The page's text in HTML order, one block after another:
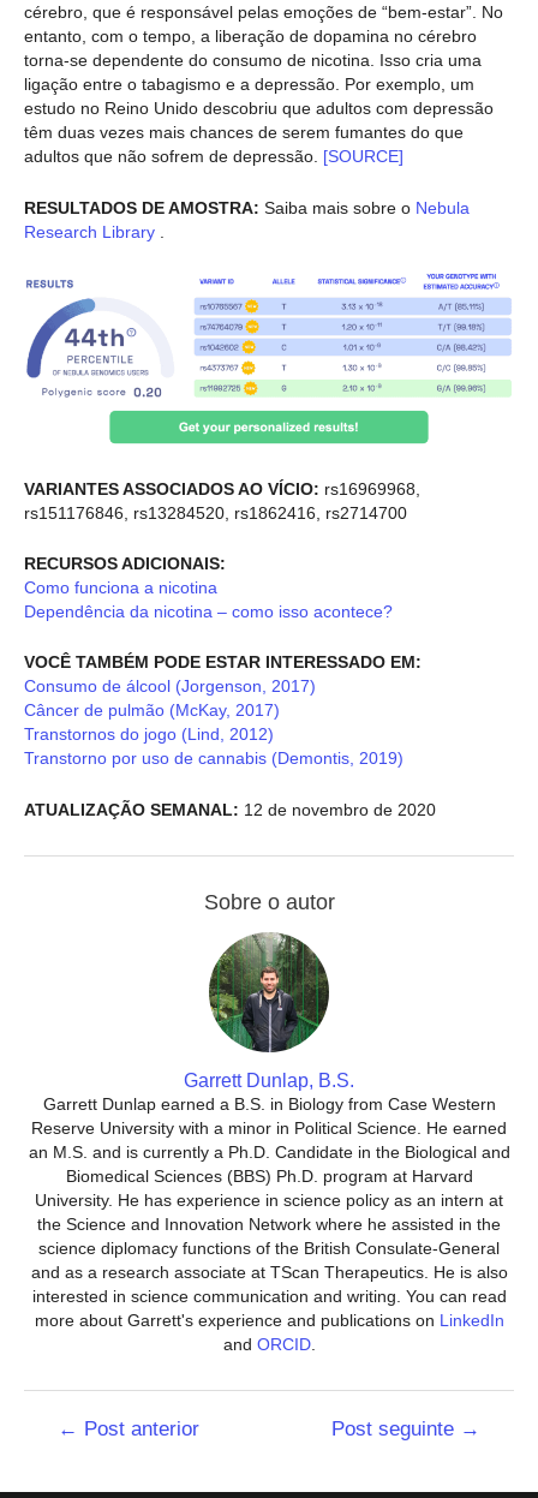
cérebro, que é responsável pelas emoções de “bem-estar”. No
entanto, com o tempo, a liberação de dopamina no cérebro
torna-se dependente do consumo de nicotina. Isso cria uma
ligação entre o tabagismo e a depressão. Por exemplo, um
estudo no Reino Unido descobriu que adultos com depressão
têm duas vezes mais chances de serem fumantes do que
adultos que não sofrem de depressão. [SOURCE]
RESULTADOS DE AMOSTRA: Saiba mais sobre o Nebula
Research Library
VARIANTES ASSOCIADOS AO VÍCIO: rs16969968,
rs151176846, rs13284520, rs1862416, rs2714700
RECURSOS ADICIONAIS:
Como funciona a nicotina
Dependência da nicotina – como isso acontece?
VOCÊ TAMBÉM PODE ESTAR INTERESSADO EM:
Consumo de álcool (Jorgenson, 2017)
Câncer de pulmão (McKay, 2017)
Transtornos do jogo (Lind, 2012)
Transtorno por uso de cannabis (Demontis, 2019)
ATUALIZAÇÃO SEMANAL: 12 de novembro de 2020
Sobre o autor
Garrett Dunlap, B.S.
Garrett Dunlap earned a B.S. in Biology from Case Western
Reserve University with a minor in Political Science. He earned
an M.S. and is currently a Ph.D. Candidate in the Biological and
Biomedical Sciences (BBS) Ph.D. program at Harvard
University. He has experience in science policy as an intern at
the Science and Innovation Network where he assisted in the
science diplomacy functions of the British Consulate-General
and as a research associate at TScan Therapeutics. He is also
interested in science communication and writing. You can read
more about Garrett's experience and publications on LinkedIn
and ORCID.
Navegação
← Post anterior Post seguinte →